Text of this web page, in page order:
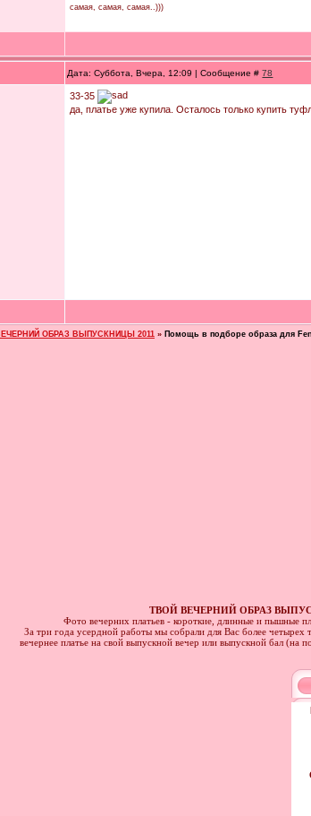
самая, самая, самая..)))
Дата: Суббота, Вчера, 12:09 | Сообщение #78
33-35
да, платье уже купила. Осталось только купить
ОБРАЗ ВЫПУСКНИЦЫ 2011 » Помощь в подборе образа для
ТВОЙ ВЕЧЕРНИЙ ОБРАЗ
Фото вечерних платьев - короткие, длинные и пышные
За три года усердной работы мы собрали для Вас более четырех
вечернее платье на свой выпускной вечер или выпускной бал (на